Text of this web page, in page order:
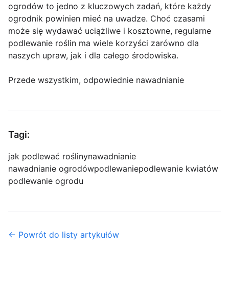
ogrodów to jedno z kluczowych zadań, które każdy
ogrodnik powinien mieć na uwadze. Choć czasami
może się wydawać uciążliwe i kosztowne, regularne
podlewanie roślin ma wiele korzyści zarówno dla
naszych upraw, jak i dla całego środowiska.
Przede wszystkim, odpowiednie nawadnianie
Tagi:
jak podlewać roślinynawadnianie
nawadnianie ogrodówpodlewaniepodlewanie kwiatów
podlewanie ogrodu
← Powrót do listy artykułów